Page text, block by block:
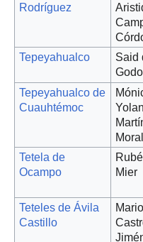
Rodríguez
Tepeyahualco
Said
Tepeyahualco de
Cuauhtémoc
Tetela de
Ocampo
Mier
Teteles de Ávila
Castillo